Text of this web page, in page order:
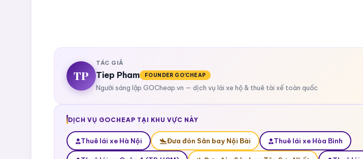
TP
TÁC GIẢ
Tiep Pham FOUNDER GO'CHEAP
Người sáng lập GOCheap.vn — dịch vụ lái xe hộ & thuê tài xế toàn quốc
DỊCH VỤ GOCHEAP TẠI KHU VỰC NÀY
Thuê lái xe Hà Nội Đưa đón Sân bay Nội Bài Thuê lái xe Hòa Bình